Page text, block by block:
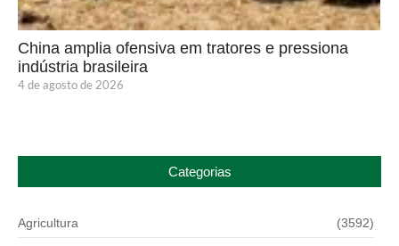
China amplia ofensiva em tratores e pressiona
indústria brasileira
4 de agosto de 2026
Categorias
Agricultura (3592)